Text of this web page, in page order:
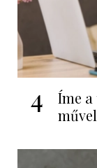
4
Íme